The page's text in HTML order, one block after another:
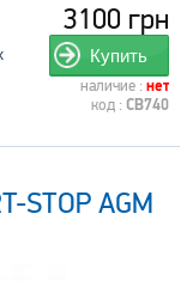
3100 грн
Купить
наличие : нет
код : CB740
STOP AGM